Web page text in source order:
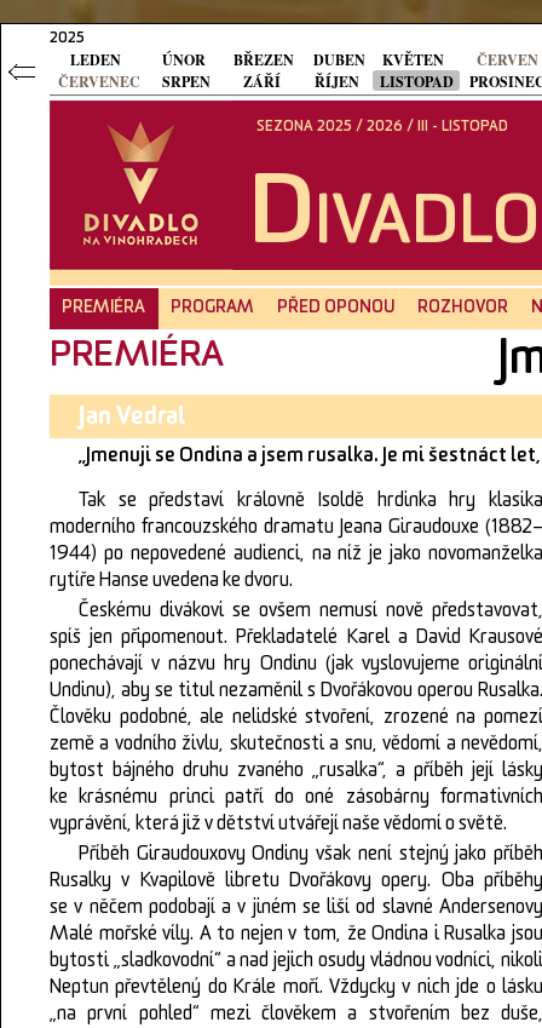
2025
LEDEN ÚNOR ČERVEN
BŘEZEN DUBEN
KVĚTEN
ČERVENEC
SRPEN ZÁŘÍ ŘÍJEN LISTOPAD
D
SEZONA 2025 / 2026 / III - LISTOPAD
PREMIÉRA PROGRAM PŘED OPONOU ROZHOVOR
PREMIÉRA
Jan Vedral
„Jmenuji se Ondina a jsem rusalka. Je mi šestnáct
Tak se představí královně Isoldě hrdinka hry klasika
moderního francouzského dramatu Jeana Giraudouxe (1882–
1944) po nepovedené audienci, na níž je jako novomanželka
rytíře Hanse uvedena ke dvoru.
Českému divákovi se ovšem nemusí nově představovat,
spíš jen připomenout. Překladatelé Karel a David Krausové
ponechávají v názvu hry Ondinu (jak vyslovujeme originální
Undinu), aby se titul nezaměnil s Dvořákovou operou Rusalka.
Člověku podobné, ale nelidské stvoření, zrozené na pomezí
země a vodního živlu, skutečnosti a snu, vědomí a nevědomí,
bytost bájného druhu zvaného „rusalka“, a příběh její lásky
ke krásnému princi patří do oné zásobárny formativních
vyprávění, která již v dětství utvářejí naše vědomí o světě.
Příběh Giraudouxovy Ondiny však není stejný jako příběh
Rusalky v Kvapilově libretu Dvořákovy opery. Oba příběhy
se v něčem podobají a v jiném se liší od slavné Andersenovy
Malé mořské víly. A to nejen v tom, že Ondina i Rusalka jsou
bytosti „sladkovodní“ a nad jejich osudy vládnou vodníci, nikoli
Neptun převtělený do Krále moří. Vždycky v nich jde o lásku
„na první pohled“ mezi člověkem a stvořením bez duše,